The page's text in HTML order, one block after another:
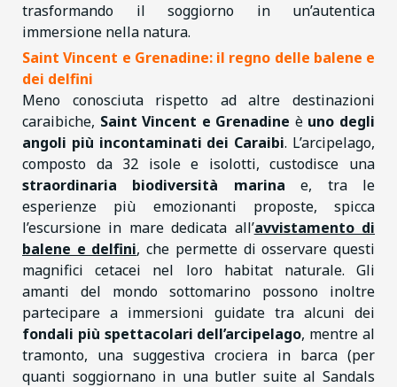
trasformando il soggiorno in un’autentica
immersione nella natura.
Saint Vincent e Grenadine: il regno delle balene e
dei delfini
Meno conosciuta rispetto ad altre destinazioni
caraibiche, Saint Vincent e Grenadine è uno degli
angoli più incontaminati dei Caraibi. L’arcipelago,
composto da 32 isole e isolotti, custodisce una
straordinaria biodiversità marina e, tra le
esperienze più emozionanti proposte, spicca
l’escursione in mare dedicata all’avvistamento di
balene e delfini, che permette di osservare questi
magnifici cetacei nel loro habitat naturale. Gli
amanti del mondo sottomarino possono inoltre
partecipare a immersioni guidate tra alcuni dei
fondali più spettacolari dell’arcipelago, mentre al
tramonto, una suggestiva crociera in barca (per
quanti soggiornano in una butler suite al Sandals